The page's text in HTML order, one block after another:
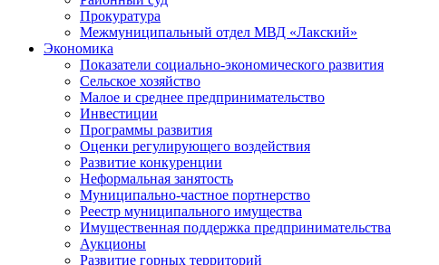
Прокуратура
Межмуниципальный отдел МВД «Лакский»
Экономика
Показатели социально-экономического развития
Сельское хозяйство
Малое и среднее предпринимательство
Инвестиции
Программы развития
Оценки регулирующего воздействия
Развитие конкуренции
Неформальная занятость
Муниципально-частное портнерство
Реестр муниципального имущества
Имущественная поддержка предпринимательства
Аукционы
Развитие горных территорий